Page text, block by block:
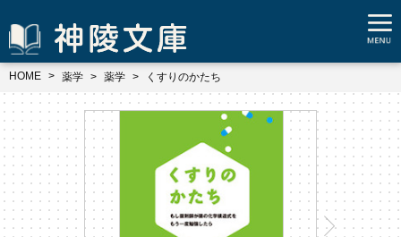
HOME 薬学 薬学 くすりのかたち